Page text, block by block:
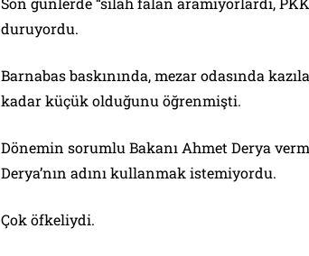
duruyordu.
Barnabas baskınında, mezar odasında
kadar küçük olduğunu öğrenmişti.
Dönemin sorumlu Bakanı Ahmet Derya
Derya’nın adını kullanmak istemiyordu.
Çok öfkeliydi.